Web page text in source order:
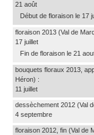
21 août
Début de floraison le 17
floraison 2013 (Val de
17 juillet
Fin de floraison le 21
bouquets floraux 2013,
Héron) :
11 juillet
dessèchement 2012 (Val
4 septembre
floraison 2012, fin (Val de